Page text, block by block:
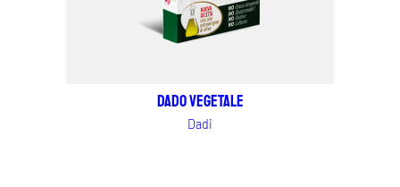
Dado vegetale
Dadi